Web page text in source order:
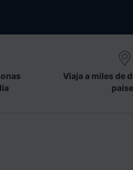
Viaja a miles de